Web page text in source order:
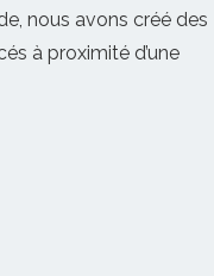
nous avons créé des
à proximité d’une